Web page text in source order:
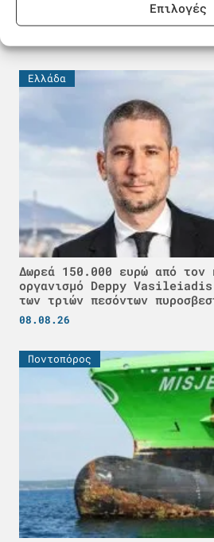
Επιλογές
Σύλληψη 59χρονου στην
Ελλάδα
Δωρεά 150.000 ευρώ από τον
οργανισμό Deppy Vasileiadis
των τριών πεσόντων
08.08.26
Ποντοπόρος